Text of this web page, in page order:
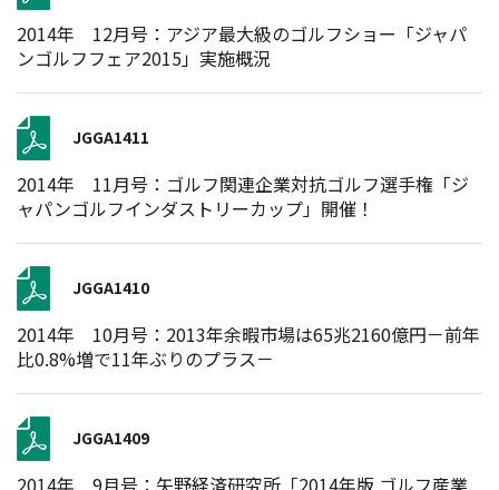
2014年 12月号：アジア最大級のゴルフショー「ジャパ
ンゴルフフェア2015」実施概況
JGGA1411
2014年 11月号：ゴルフ関連企業対抗ゴルフ選手権「ジ
ャパンゴルフインダストリーカップ」開催！
JGGA1410
2014年 10月号：2013年余暇市場は65兆2160億円－前年
比0.8%増で11年ぶりのプラス－
JGGA1409
2014年 9月号：矢野経済研究所「2014年版 ゴルフ産業